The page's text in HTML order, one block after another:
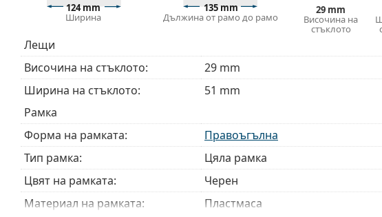
ръководство за очила
, ако имате нужда от помощ с избора.
Това е медицинско устройство. Прочетете инструкциите преди
124 mm
Ширина
135 mm
Дължина от рамо до рамо
29 mm
Височина на
стъклото
Лещи
Височина на стъклото:
29 mm
Ширина на стъклото:
51 mm
Рамка
Форма на рамката:
Правоъгълна
Тип рамка:
Цяла рамка
Цвят на рамката:
Черен
Материал на рамката:
Пластмаса